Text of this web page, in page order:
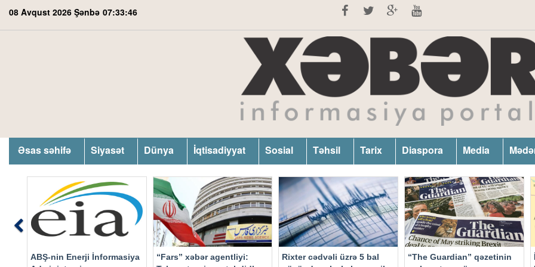
08 Avqust 2026 Şənbə 07:33:47
Əsas səhifə Siyasət Dünya İqtisadiyyat Sosial Təhsil Tarix Diaspora Media
ABŞ-nin Enerji İnformasiya
“Fars” xəbər agentliyi:
Rixter cədvəli üzrə 5 bal
“The Guardian” qəzetinin
Previous